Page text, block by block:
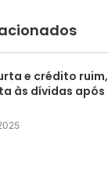
e crédito ruim,
às dívidas após